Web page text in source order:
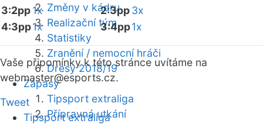
Změny v kádru
Realizační tým
Statistiky
Zranění / nemocní hráči
Dresy 2018/19
Zápasy
Tipsport extraliga
Přípravná utkání
3:2pp1x
4:3pp1x
2:3pp3x
3:4pp1x
Vaše připomínky k této stránce uvítáme na
webmaster@esports.cz.
Tweet
Tipsport extraliga